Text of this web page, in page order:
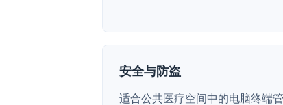
安全与防盗
适合公共医疗空间中的电脑终端管